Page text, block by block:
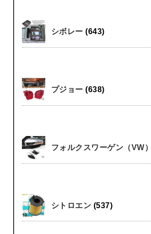
シボレー(643)
プジョー(638)
フォルクスワーゲン（VW）
シトロエン (537)